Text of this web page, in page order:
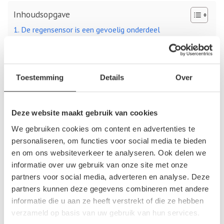
Toestemming Details Over
Deze website maakt gebruik van cookies
We gebruiken cookies om content en advertenties te
personaliseren, om functies voor social media te bieden
en om ons websiteverkeer te analyseren. Ook delen we
informatie over uw gebruik van onze site met onze
partners voor social media, adverteren en analyse. Deze
partners kunnen deze gegevens combineren met andere
informatie die u aan ze heeft verstrekt of die ze hebben
verzameld op basis van uw gebruik van hun services.
Inhoudsopgave
De regensensor is een gevoelig onderdeel
Vind een regensensor voor je auto tegen een
De regensensor is een gevoelig onderdeel
een accessoire die snel kapot kan gaan. Nu kun je natuurlijk
als het moet wel zonder, want de ruitenwissers zijn altijd
handmatig in en uit te schakelen. Maar als je gewend bent aan
een regensensor, die de ruitenwissers automatisch bedient,
dan is het toch wel prettig als dat systeem goed en
probleemloos werkt. Je kunt een defecte regensensor
vervangen door een gebruikt exemplaar dat je kunt kopen bij
een autosloper.